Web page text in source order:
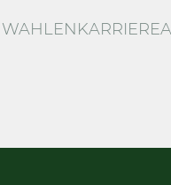
WAHLENKARRIERE